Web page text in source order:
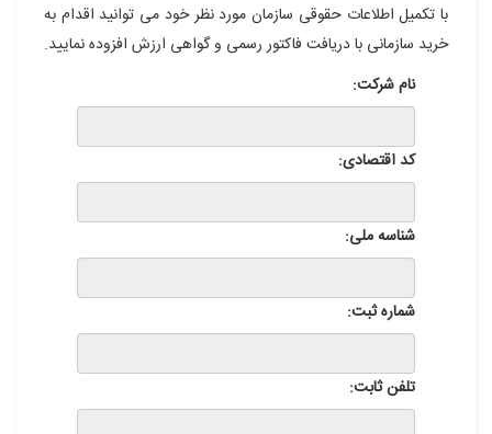
با تکمیل اطلاعات حقوقی سازمان مورد نظر خود می توانید اقدام به
خرید سازمانی با دریافت فاکتور رسمی و گواهی ارزش افزوده نمایید.
نام شرکت:
کد اقتصادی:
شناسه ملی:
شماره ثبت:
تلفن ثابت: